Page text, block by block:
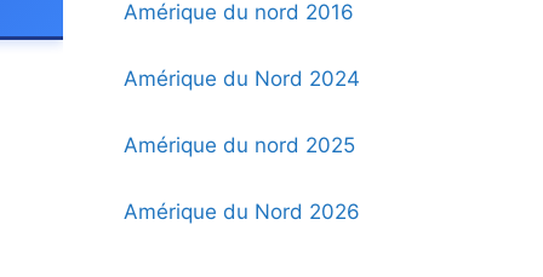
Amérique du nord 2016
Amérique du Nord 2024
Amérique du nord 2025
Amérique du Nord 2026